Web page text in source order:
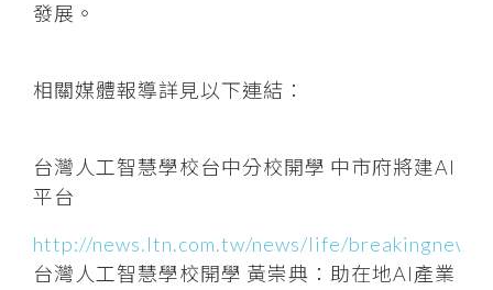
發展。
相關媒體報導詳見以下連結：
台灣人工智慧學校台中分校開學 中市府將建AI
平台
http://news.ltn.com.tw/news/life/
台灣人工智慧學校開學 黃崇典：助在地AI產業